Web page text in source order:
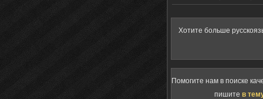
Хотите больше
Помогите нам в поиске
пишите в